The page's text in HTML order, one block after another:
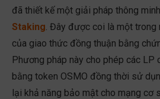
đã thiết kế một giải pháp thông
Staking. Đây được coi là một trong
của giao thức đồng thuận bằng
Phương pháp này cho phép các LP
bằng token OSMO đồng thời sử
lại khả năng bảo mật cho mạng cơ